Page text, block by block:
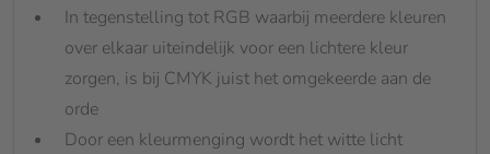
In tegenstelling tot RGB waarbij meerdere kleuren
over elkaar uiteindelijk voor een lichtere kleur
zorgen, is bij CMYK juist het omgekeerde aan de
orde
Door een kleurmenging wordt het witte licht